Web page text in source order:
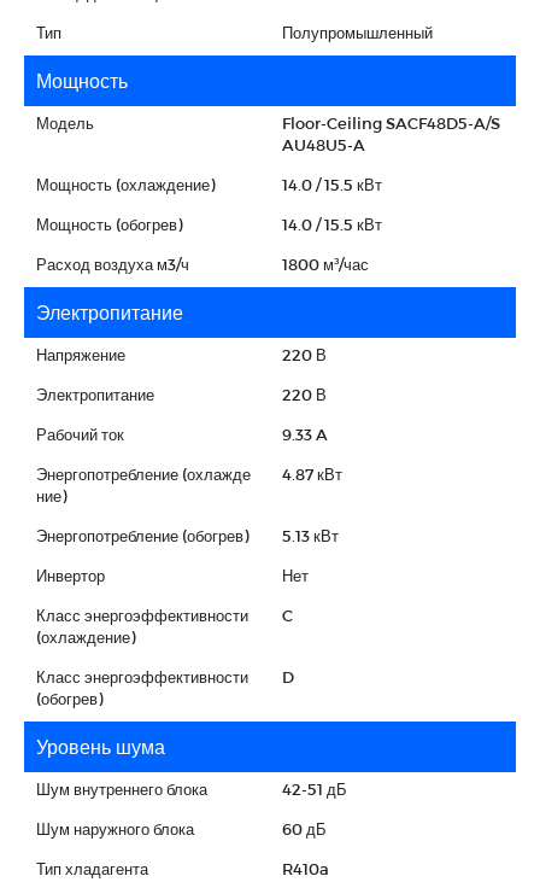
Тип Полупромышленный
Мощность
Модель
Floor-Ceiling SACF48D5-A/S
AU48U5-A
Мощность (охлаждение) 14.0 / 15.5 кВт
Мощность (обогрев) 14.0 / 15.5 кВт
Расход воздуха м3/ч 1800 м³/час
Электропитание
Напряжение 220 В
Электропитание 220 В
Рабочий ток 9.33 A
Энергопотребление (охлажде
ние)
4.87 кВт
Энергопотребление (обогрев) 5.13 кВт
Инвертор Нет
Класс энергоэффективности
(охлаждение)
C
Класс энергоэффективности
(обогрев)
D
Уровень шума
Шум внутреннего блока 42-51 дБ
Шум наружного блока 60 дБ
Тип хладагента R410a